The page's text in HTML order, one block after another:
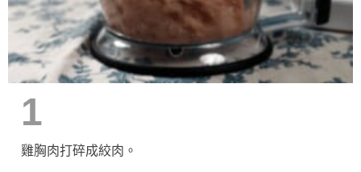
1
雞胸肉打碎成絞肉。